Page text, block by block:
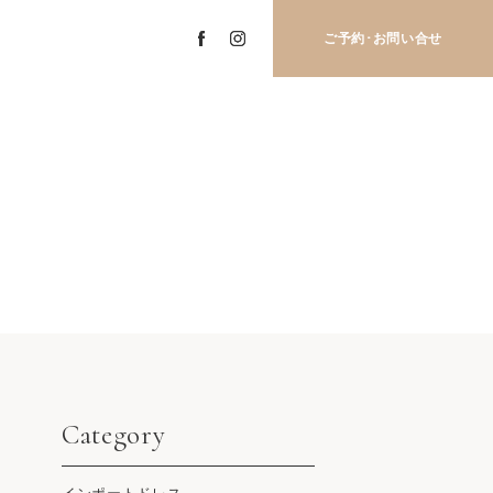
ご予約･ お問い合せ
Category